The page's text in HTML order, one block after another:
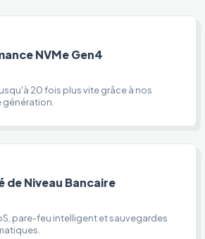
NVMe Gen4
20 fois plus vite grâce à nos
génération.
de Niveau Bancaire
pare-feu intelligent et sauvegardes